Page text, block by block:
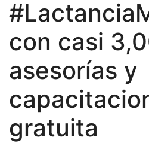
con casi
asesorías y
gratuita